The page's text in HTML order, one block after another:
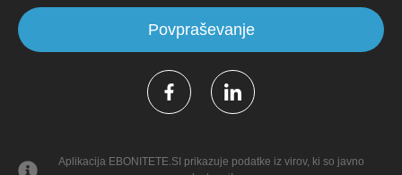
Povpraševanje
Aplikacija EBONITETE.SI prikazuje podatke iz virov, ki so javno